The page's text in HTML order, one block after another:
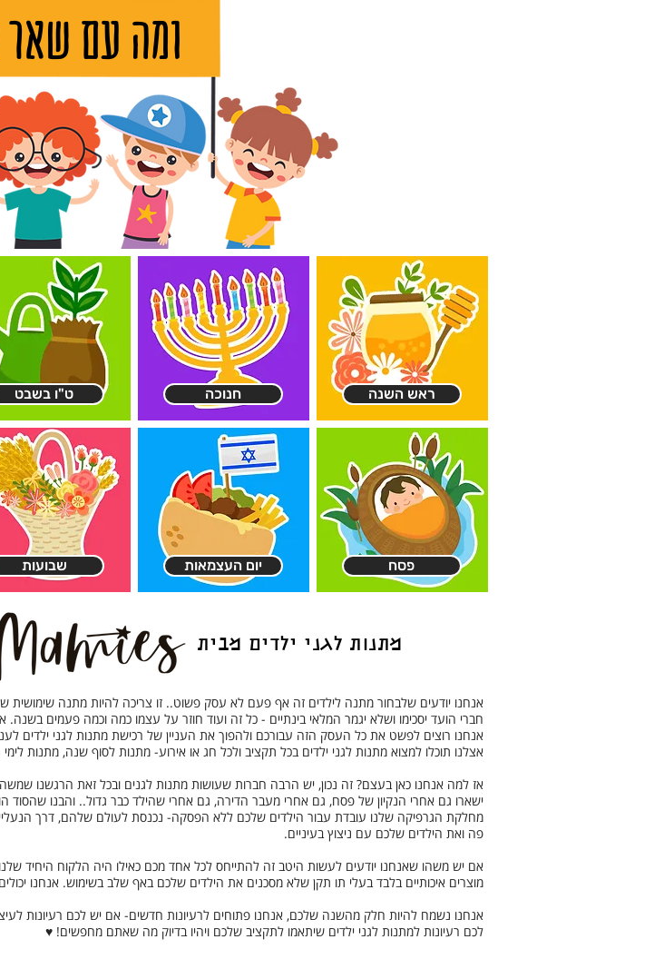
ומה עם
ראש השנה
פסח
חנוכה
יום העצמאות
ט"ו בשבט
שבועות
מתנות לגני ילדים מבית
אנחנו יודעים שלבחור מתנה לילדים זה אף פעם לא עסק פשוט.. זו צריכה להיות מתנה
חברי הועד יסכימו ושלא יגמר המלאי בינתיים - כל זה ועוד חוזר על עצמו כמה וכמה פעמים בשנה.
אנחנו רוצים לפשט את כל העסק הזה עבורכם ולהפוך את העניין של רכישת מתנות לגני ילדים
אצלנו תוכלו למצוא מתנות לגני ילדים בכל תקציב ולכל חג או אירוע- מתנות לסוף שנה, מתנות
אז למה אנחנו כאן בעצם? זה נכון, יש הרבה חברות שעושות מתנות לגנים ובכל זאת הרגשנו
ישארו גם אחרי הנקיון של פסח, גם אחרי מעבר הדירה, גם אחרי שהילד כבר גדול.. והבנו שהסוד
מחלקת הגרפיקה שלנו עובדת עבור הילדים שלכם ללא הפסקה- נכנסת לעולם שלהם, דרך
פה ואת הילדים שלכם עם ניצוץ בעיניים.
אם יש משהו שאנחנו יודעים לעשות היטב זה להתייחס לכל אחד מכם כאילו היה הלקוח היחיד
מוצרים איכותיים בלבד בעלי תו תקן שלא מסכנים את הילדים שלכם באף שלב בשימוש. אנחנו
אנחנו נשמח להיות חלק מהשנה שלכם, אנחנו פתוחים לרעיונות חדשים- אם יש לכם רעיונות
לכם רעיונות למתנות לגני ילדים שיתאמו לתקציב שלכם ויהיו בדיוק מה שאתם מחפשים! ♥